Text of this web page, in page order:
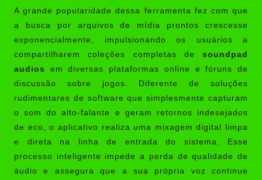
A grande popularidade dessa ferramenta fez com que
a busca por arquivos de mídia prontos crescesse
exponencialmente, impulsionando os usuários a
compartilharem coleções completas de soundpad
audios
em diversas plataformas online e fóruns de
discussão sobre jogos. Diferente de soluções
rudimentares de software que simplesmente capturam
o som do alto-falante e geram retornos indesejados
de eco, o aplicativo realiza uma mixagem digital limpa
e direta na linha de entrada do sistema. Esse
processo inteligente impede a perda de qualidade de
áudio e assegura que a sua própria voz continue